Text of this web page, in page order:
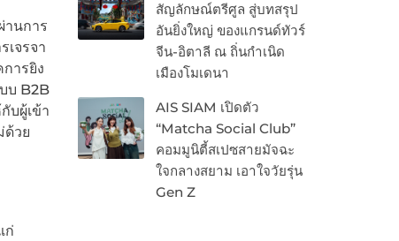
สัญลักษณ์ตรีศูล สู่บทสรุป
อันยิ่งใหญ่ ของแกรนด์ทัวร์
จีน-อิตาลี ณ ถิ่นกำเนิด
เมืองโมเดนา
AIS SIAM เปิดตัว
“Matcha Social Club”
คอมมูนิตี้สเปซสายมัจฉะ
ใจกลางสยาม เอาใจวัยรุ่น
Gen Z
านการ
จรจา
ารยิง
บ B2B
บผู้เข้า
ด้วย
ก่